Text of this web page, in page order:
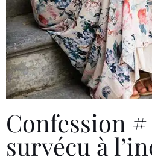
Confession #
survécu à